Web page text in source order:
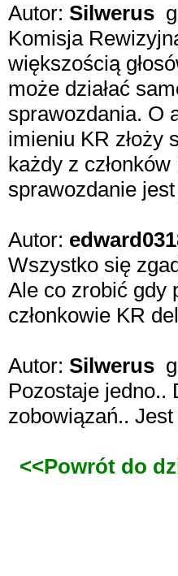
Autor: Silwerus
Komisja
większością
może działać
sprawozdania. O
imieniu KR złoży
każdy z
sprawozdanie
Autor:
Wszystko się
Ale co zrobić gdy
członkowie KR
Autor: Silwerus
Pozostaje jedno..
zobowiązań..
<<Powrót do